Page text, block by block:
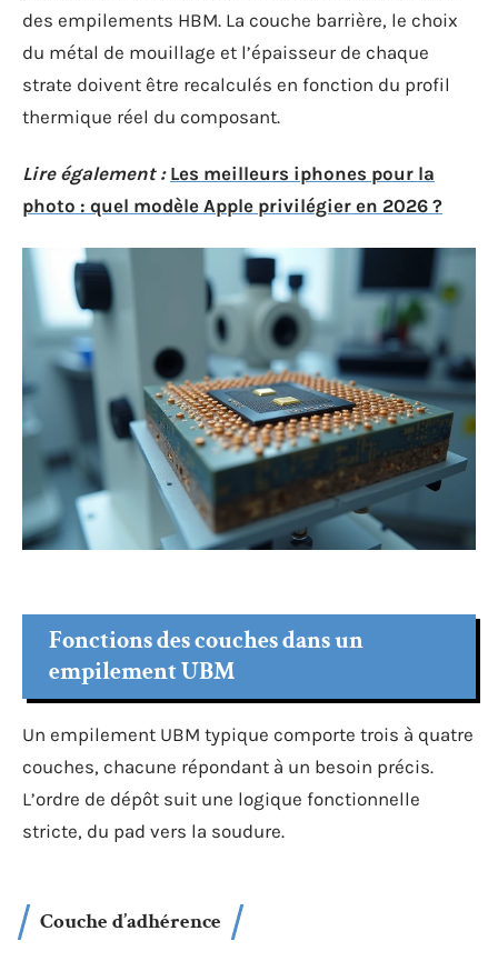
des empilements HBM. La couche barrière, le choix
du métal de mouillage et l’épaisseur de chaque
strate doivent être recalculés en fonction du profil
thermique réel du composant.
Lire également : Les meilleurs iphones pour la
photo : quel modèle Apple privilégier en 2026 ?
Fonctions des couches dans un
empilement UBM
Un empilement UBM typique comporte trois à quatre
couches, chacune répondant à un besoin précis.
L’ordre de dépôt suit une logique fonctionnelle
stricte, du pad vers la soudure.
Couche d’adhérence